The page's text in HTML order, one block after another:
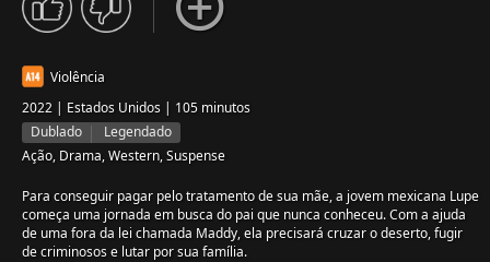
Violência
2022 | Estados Unidos | 105 minutos
Dublado
Legendado
Ação, Drama, Western, Suspense
Para conseguir pagar pelo tratamento de sua mãe, a jovem mexicana Lupe
começa uma jornada em busca do pai que nunca conheceu. Com a ajuda
de uma fora da lei chamada Maddy, ela precisará cruzar o deserto, fugir
de criminosos e lutar por sua família.